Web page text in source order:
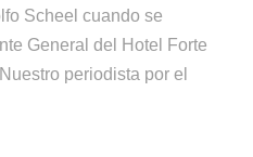
Scheel cuando se
General del Hotel Forte
periodista por el